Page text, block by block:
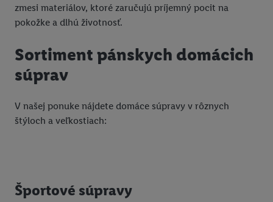
zmesi materiálov, ktoré zaručujú príjemný pocit na
pokožke a dlhú životnosť.
Sortiment pánskych domácich
súprav
V našej ponuke nájdete domáce súpravy v rôznych
štýloch a veľkostiach:
Športové súpravy